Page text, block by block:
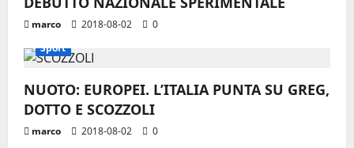
marco 2018-08-02
0
Sport
NUOTO: EUROPEI. L’ITALIA PUNTA SU GREG,
DOTTO E SCOZZOLI
marco 2018-08-02
0